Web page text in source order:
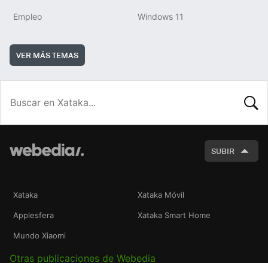
Empleo Windows 11
VER MÁS TEMAS
SUBIR
Xataka Xataka Móvil
Applesfera Xataka Smart Home
Mundo Xiaomi
Otras publicaciones de Webedia